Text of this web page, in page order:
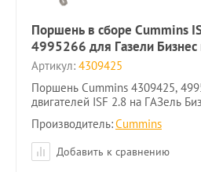
Поршень в сборе Cummins
4995266 для Газели Бизнес
Артикул: 4309425
Поршень Cummins 4309425,
двигателей ISF 2.8 на ГАЗель
Производитель:Cummins
Добавить к сравнению